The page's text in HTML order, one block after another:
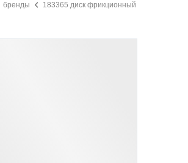
бренды 183365 диск фрикционный